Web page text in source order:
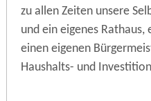
zu allen Zeiten unsere
und ein eigenes
einen eigenen
Haushalts- und